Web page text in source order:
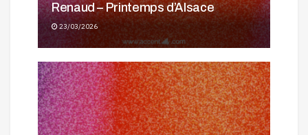
Renaud – Printemps d’Alsace
23/03/2026